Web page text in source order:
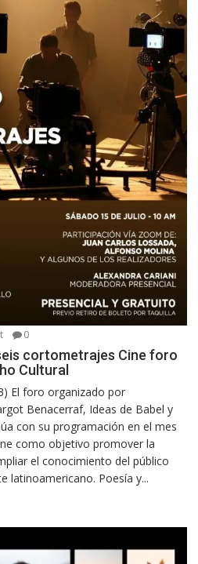
0
cortometrajes Cine foro
Cultural
El foro organizado por
Benacerraf, Ideas de Babel y
con su programación en el mes
como objetivo promover la
el conocimiento del público
latinoamericano. Poesía y...